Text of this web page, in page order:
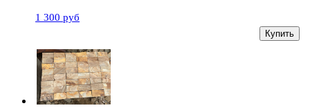
1 300 руб
Купить